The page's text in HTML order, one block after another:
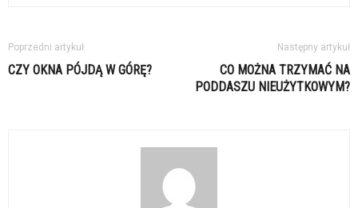
Poprzedni artykuł
CZY OKNA PÓJDĄ W GÓRĘ?
Następny artykuł
CO MOŻNA TRZYMAĆ NA
PODDASZU NIEUŻYTKOWYM?